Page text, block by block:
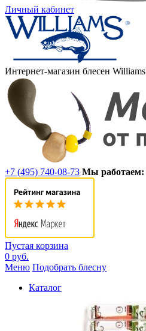
Личный кабинет
Интернет-магазин блесен Williams
+7 (495) 740-08-73 Мы работаем:
Пустая корзина
0 руб.
Меню Подобрать блесну
Каталог